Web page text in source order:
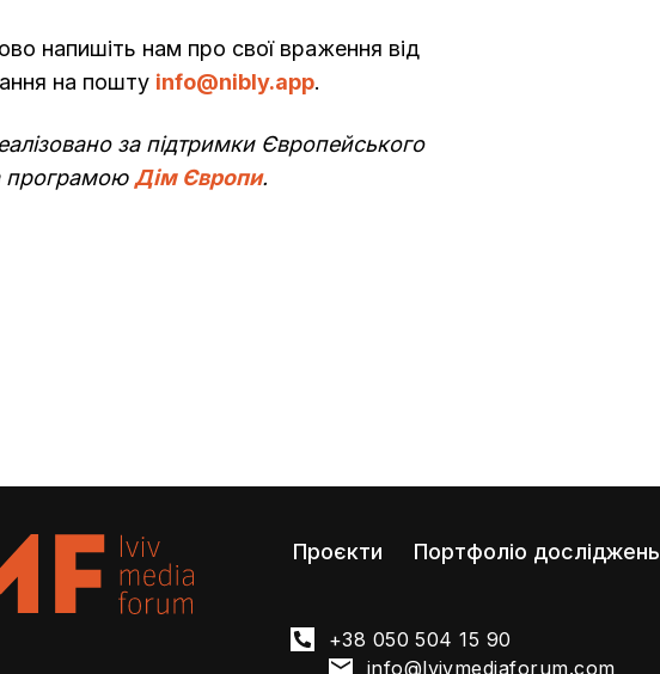
напишіть нам про свої враження від
на пошту info@nibly.app.
за підтримки Європейського
програмою Дім Європи.
Проєкти Портфоліо досліджень
+38 050 504 15 90
info@lvivmediaforum.com